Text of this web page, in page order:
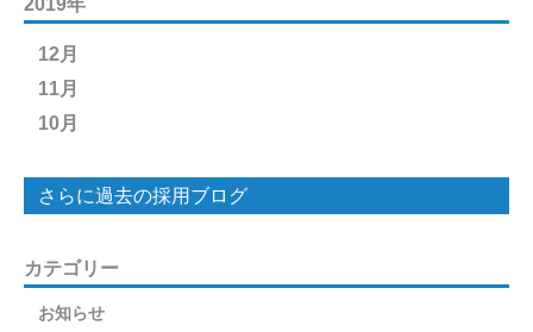
12月
11月
10月
さらに過去の採用ブログ
カテゴリー
お知らせ